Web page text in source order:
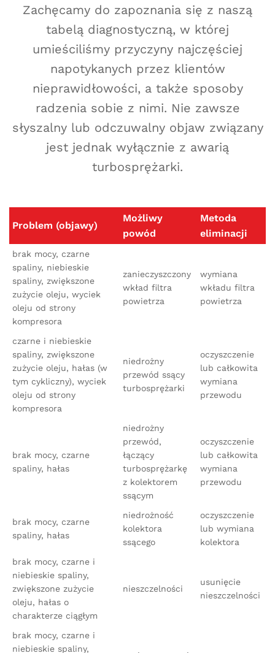
Zachęcamy do zapoznania się z naszą
tabelą diagnostyczną, w której
umieściliśmy przyczyny najczęściej
napotykanych przez klientów
nieprawidłowości, a także sposoby
radzenia sobie z nimi. Nie zawsze
słyszalny lub odczuwalny objaw związany
jest jednak wyłącznie z awarią
turbosprężarki.
Problem (objawy)
Możliwy
powód
Metoda
eliminacji
brak mocy, czarne
spaliny, niebieskie
spaliny, zwiększone
zużycie oleju, wyciek
oleju od strony
kompresora
zanieczyszczony
wkład filtra
powietrza
wymiana
wkładu filtra
powietrza
czarne i niebieskie
spaliny, zwiększone
zużycie oleju, hałas (w
tym cykliczny), wyciek
oleju od strony
kompresora
niedrożny
przewód ssący
turbosprężarki
oczyszczenie
lub całkowita
wymiana
przewodu
brak mocy, czarne
spaliny, hałas
niedrożny
przewód,
łączący
turbosprężarkę
z kolektorem
ssącym
oczyszczenie
lub całkowita
wymiana
przewodu
brak mocy, czarne
spaliny, hałas
niedrożność
kolektora
ssącego
oczyszczenie
lub wymiana
kolektora
brak mocy, czarne i
niebieskie spaliny,
zwiększone zużycie
oleju, hałas o
charakterze ciągłym
nieszczelności
usunięcie
nieszczelności
brak mocy, czarne i
niebieskie spaliny,